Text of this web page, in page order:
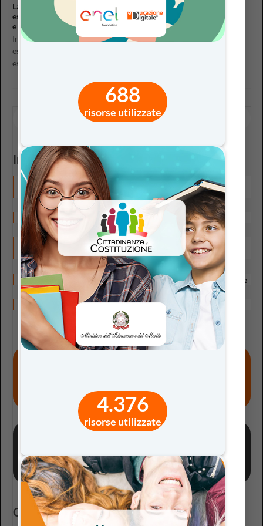
688
risorse utilizzate
4.376
risorse utilizzate
La metafora come strumento educativo: apprendimento
esperienziale
e didattica non formale
In questa videointervista dialoghiamo con Mario D’Agostino,
esperto di educazione non formale e apprendimento
esperienziale,...
In evidenza
Etica e Intelligenza Artificiale a scuola: 7 domande che ogni
docente dovrebbe farsi
Fallire per imparare: il valore pedagogico dell’errore
A scuola di innovazione: dall’esperienza iTEC alla didattica
per scenari
Learning‑by‑doing a scuola: guida alla didattica esperienziale
Riscoprire gli altri, per riscoprire se stessi
CONTATTACI
Cerca per tag